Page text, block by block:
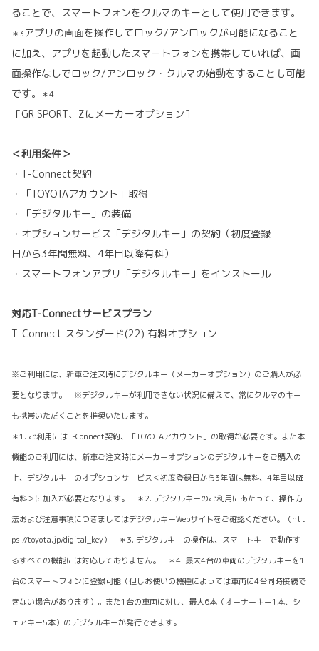
ることで、スマートフォンをクルマのキーとして使用できます。
＊3アプリの画面を操作してロック/アンロックが可能になること
に加え、アプリを起動したスマートフォンを携帯していれば、画
面操作なしでロック/アンロック・クルマの始動をすることも可能
です。
＊4
［GR SPORT、Zにメーカーオプション］
＜利用条件＞
・T-Connect契約
・「TOYOTAアカウント」取得
・「デジタルキー」の装備
・オプションサービス「デジタルキー」の契約（初度登録
日から3年間無料、4年目以降有料）
・スマートフォンアプリ「デジタルキー」をインストール
対応T-Connectサービスプラン
T-Connect スタンダード(22) 有料オプション
※ご利用には、新車ご注文時にデジタルキー（メーカーオプション）のご購入が必
要となります。 ※デジタルキーが利用できない状況に備えて、常にクルマのキー
も携帯いただくことを推奨いたします。
＊1. ご利用にはT-Connect契約、「TOYOTAアカウント」の取得が必要です。また本
機能のご利用には、新車ご注文時にメーカーオプションのデジタルキーをご購入の
上、デジタルキーのオプションサービス＜初度登録日から3年間は無料、4年目以降
有料＞に加入が必要となります。 ＊2. デジタルキーのご利用にあたって、操作方
法および注意事項につきましてはデジタルキーWebサイトをご確認ください。（htt
ps://toyota.jp/digital_key） ＊3. デジタルキーの操作は、スマートキーで動作す
るすべての機能には対応しておりません。 ＊4. 最大4台の車両のデジタルキーを1
台のスマートフォンに登録可能（但しお使いの機種によっては車両に4台同時接続で
きない場合があります）。また1台の車両に対し、最大6本（オーナーキー1本、シ
ェアキー5本）のデジタルキーが発行できます。